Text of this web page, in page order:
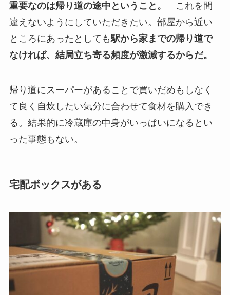
重要なのは帰り道の途中ということ。
これを間
違えないようにしていただきたい。部屋から近い
ところにあったとしても駅から家までの帰り道で
なければ、結局立ち寄る頻度が激減するからだ。
帰り道にスーパーがあることで買いだめもしなく
て良く自炊したい気分に合わせて食材を購入でき
る。結果的に冷蔵庫の中身がいっぱいになるとい
った事態もない。
宅配ボックスがある